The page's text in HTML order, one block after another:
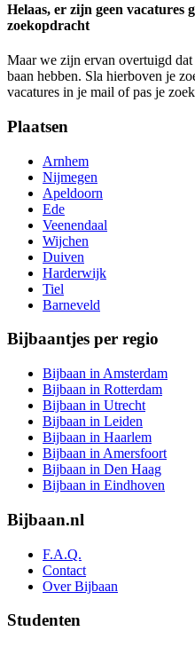
Helaas, er zijn geen vacatures
zoekopdracht
Maar we zijn ervan overtuigd
baan hebben. Sla hierboven je
vacatures in je mail of pas je
Plaatsen
Arnhem
Nijmegen
Apeldoorn
Ede
Veenendaal
Wijchen
Duiven
Harderwijk
Tiel
Barneveld
Bijbaantjes per regio
Bijbaan in Amsterdam
Bijbaan in Rotterdam
Bijbaan in Utrecht
Bijbaan in Leiden
Bijbaan in Haarlem
Bijbaan in Amersfoort
Bijbaan in Den Haag
Bijbaan in Eindhoven
Bijbaan.nl
F.A.Q.
Contact
Over Bijbaan
Studenten